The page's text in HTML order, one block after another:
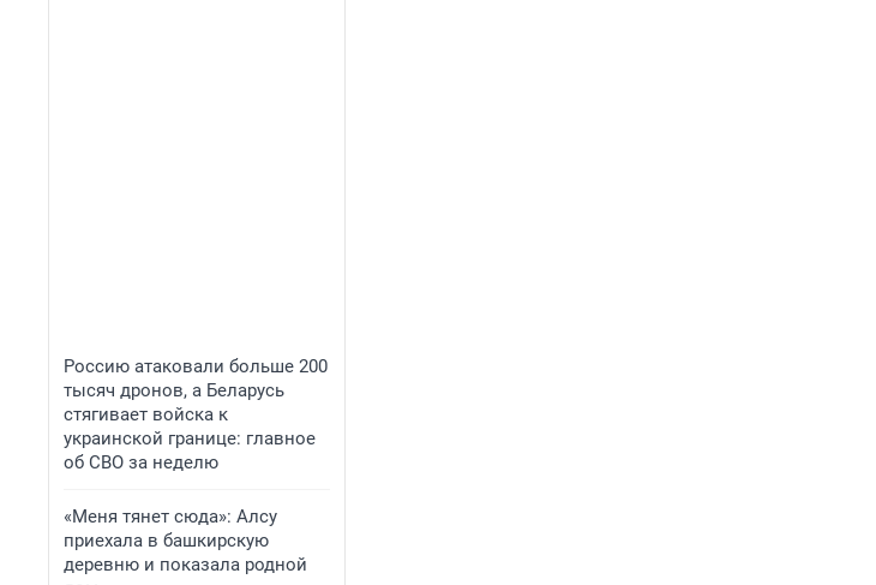
Россию атаковали больше 200
тысяч дронов, а Беларусь
стягивает войска к
украинской границе: главное
об СВО за неделю
«Меня тянет сюда»: Алсу
приехала в башкирскую
деревню и показала родной